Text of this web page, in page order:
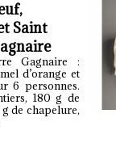
Saint
Gagnaire :
d’orange et
6 personnes.
180 g de
de chapelure,